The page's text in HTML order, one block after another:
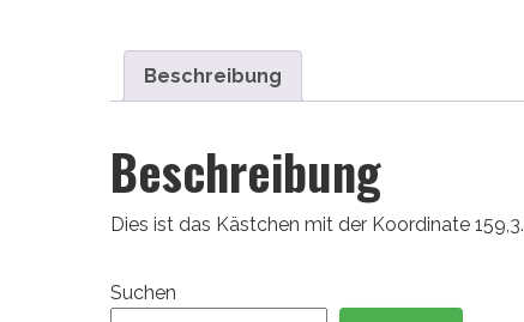
Beschreibung
Beschreibung
Dies ist das Kästchen mit der Koordinate 159,3.
Suchen